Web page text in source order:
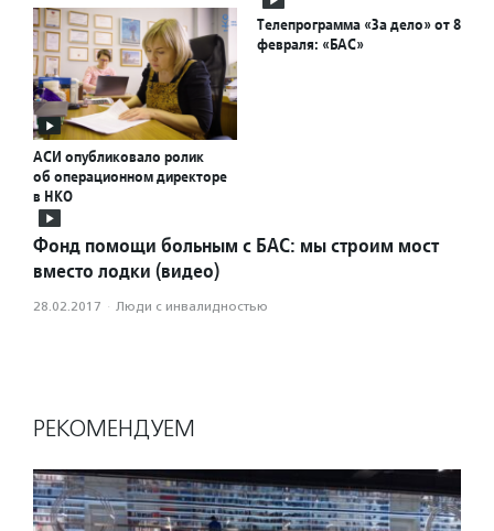
АСИ опубликовало ролик
об операционном директоре
в НКО
Телепрограмма «За дело» от 8
февраля: «БАС»
Фонд помощи больным с БАС: мы строим мост
вместо лодки (видео)
28.02.2017 · Люди с инвалидностью
РЕКОМЕНДУЕМ